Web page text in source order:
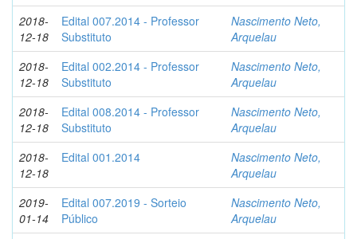
2018-
12-18
Edital 007.2014 - Professor
Substituto
Nascimento Neto,
Arquelau
2018-
12-18
Edital 002.2014 - Professor
Substituto
Nascimento Neto,
Arquelau
2018-
12-18
Edital 008.2014 - Professor
Substituto
Nascimento Neto,
Arquelau
2018-
12-18
Edital 001.2014
Nascimento Neto,
Arquelau
2019-
01-14
Edital 007.2019 - Sorteio
Público
Nascimento Neto,
Arquelau